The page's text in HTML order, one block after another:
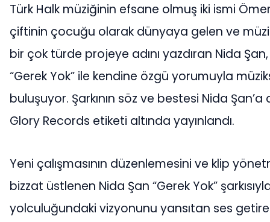
Türk Halk müziğinin efsane olmuş iki ismi
çiftinin çocuğu olarak dünyaya gelen ve
bir çok türde projeye adını yazdıran Nida
“Gerek Yok” ile kendine özgü yorumuyla
buluşuyor. Şarkının söz ve bestesi Nida
Glory Records etiketi altında yayınlandı.
Yeni çalışmasının düzenlemesini ve klip
bizzat üstlenen Nida Şan “Gerek Yok”
yolculuğundaki vizyonunu yansıtan ses